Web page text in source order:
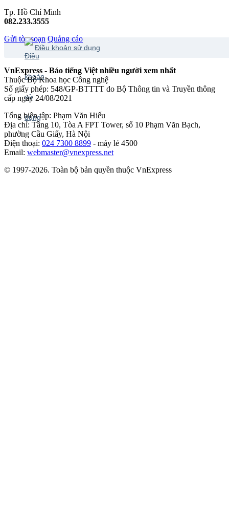
Tp. Hồ Chí Minh
082.233.3555
Gửi tòa soạn Quảng cáo
Điều khoản sử dụng
VnExpress - Báo tiếng Việt nhiều người xem nhất
Thuộc Bộ Khoa học Công nghệ
Số giấy phép: 548/GP-BTTTT do Bộ Thông tin và Truyền thông
cấp ngày 24/08/2021
Tổng biên tập: Phạm Văn Hiếu
Địa chỉ: Tầng 10, Tòa A FPT Tower, số 10 Phạm Văn Bạch,
phường Cầu Giấy, Hà Nội
Điện thoại: 024 7300 8899 - máy lẻ 4500
Email: webmaster@vnexpress.net
© 1997-2026. Toàn bộ bản quyền thuộc VnExpress